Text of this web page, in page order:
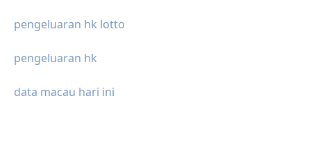
pengeluaran hk lotto
pengeluaran hk
data macau hari ini